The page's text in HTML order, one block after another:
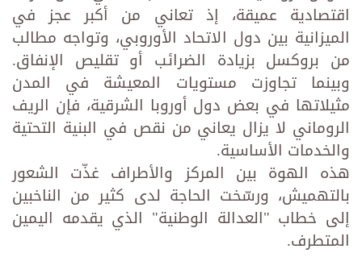
اقتصادية عميقة، إذ تعاني من أكبر عجز في
الميزانية بين دول الاتحاد الأوروبي، وتواجه مطالب
من بروكسل بزيادة الضرائب أو تقليص الإنفاق.
وبينما تجاوزت مستويات المعيشة في المدن
مثيلاتها في بعض دول أوروبا الشرقية، فإن الريف
الروماني لا يزال يعاني من نقص في البنية التحتية
والخدمات الأساسية.
هذه الهوة بين المركز والأطراف غذّت الشعور
بالتهميش، ورسّخت الحاجة لدى كثير من الناخبين
إلى خطاب "العدالة الوطنية" الذي يقدمه اليمين
المتطرف.